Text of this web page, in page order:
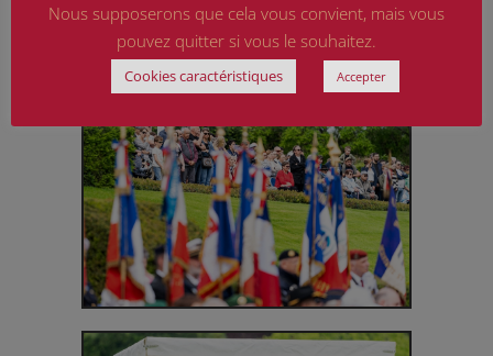
Nous supposerons que cela vous convient, mais vous
pouvez quitter si vous le souhaitez.
Cookies caractéristiques Accepter